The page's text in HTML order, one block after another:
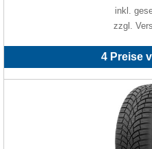
inkl.
zzgl.
4 Preise